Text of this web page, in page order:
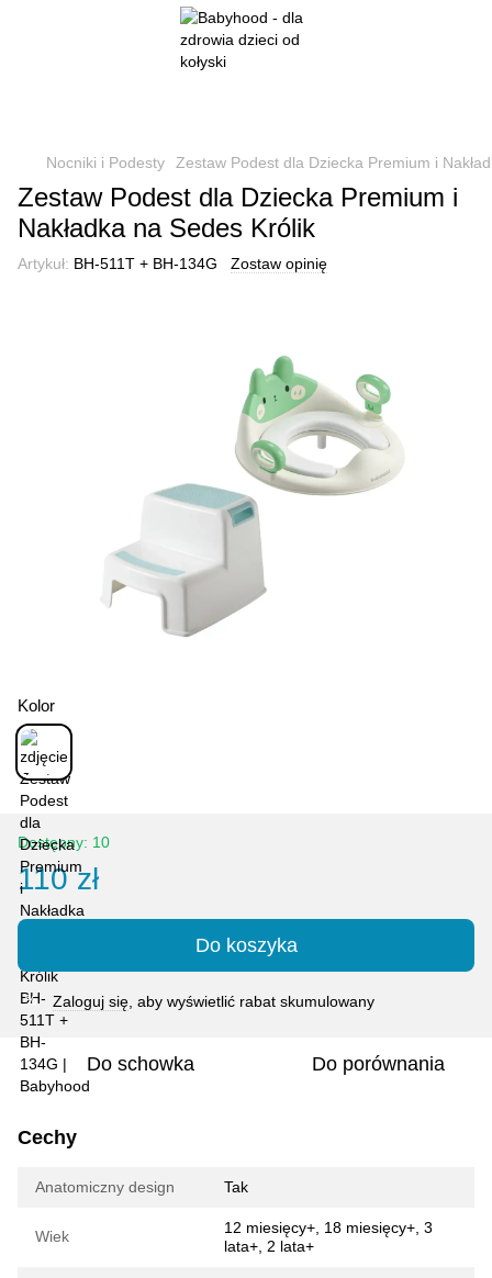
Nocniki i Podesty Zestaw Podest dla Dziecka Premium i
Zestaw Podest dla Dziecka Premium i
Nakładka na Sedes Królik
Artykuł: BH-511T + BH-134G Zostaw opinię
Kolor
Dostępny: 10
110 zł
Do koszyka
% Zaloguj się , aby wyświetlić rabat skumulowany
Do schowka Do porównania
Cechy
Anatomiczny design Tak
Wiek
12 miesięcy+, 18 miesięcy+, 3
lata+, 2 lata+